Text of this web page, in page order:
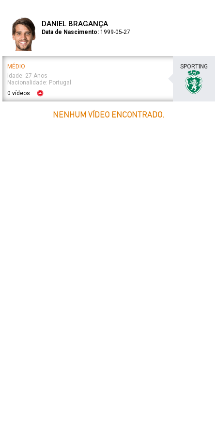
DANIEL BRAGANÇA
Data de Nascimento: 1999-05-27
MÉDIO
Idade: 27 Anos
Nacionalidade: Portugal
0 vídeos
SPORTING
NENHUM VÍDEO ENCONTRADO.